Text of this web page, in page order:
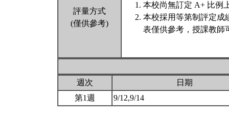
評量方式
(僅供參考)
本校尚無訂定 A+ 比例
本校採用等第制評定成
表僅供參考，授課教師
週次
日期
第1週
9/12,9/14